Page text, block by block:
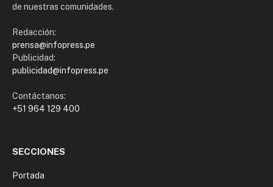
de nuestras comunidades.
Redacción:
prensa@infopress.pe
Publicidad:
publicidad@infopress.pe
Contáctanos:
+51 964 129 400
SECCIONES
Portada